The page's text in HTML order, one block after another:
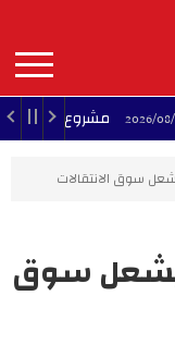
contenu
principal
MAIN
NAVIGATION
مشروع تجاري متوقف بحي
سوق الانتقالات
يشعل سوق